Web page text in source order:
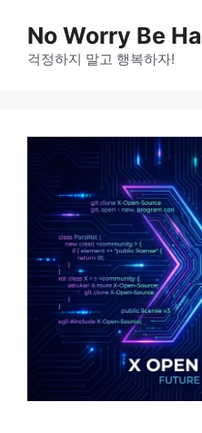
content
No Worry Be
걱정하지 말고 행복하자!